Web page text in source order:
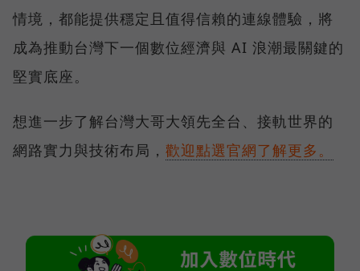
情境，都能提供穩定且值得信賴的連線體驗，將
成為推動台灣下一個數位經濟與 AI 浪潮最關鍵的
堅實底座。
想進一步了解台灣大哥大領先全台、接軌世界的
網路實力與技術布局， 歡迎點選官網了解更多。